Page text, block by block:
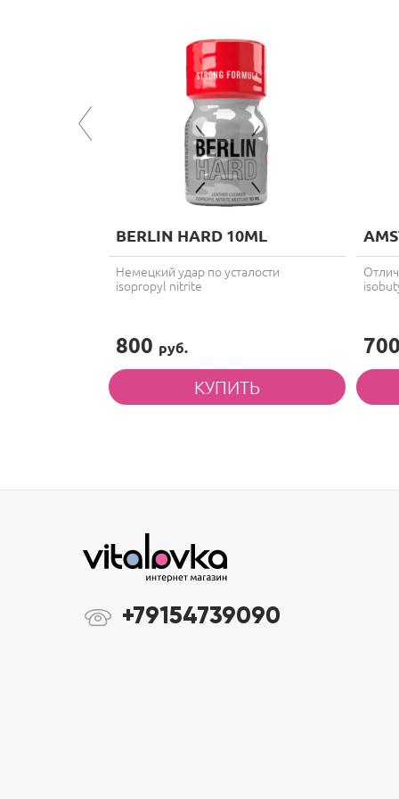
BERLIN HARD 10ML
Немецкий удар по усталости
isopropyl nitrite
800 руб.
+79154739090